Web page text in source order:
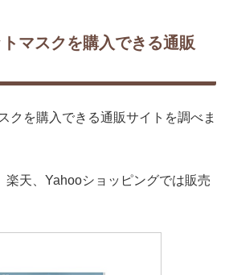
マスクを購入できる通販
クを購入できる通販サイトを調べま
楽天、Yahooショッピングでは販売